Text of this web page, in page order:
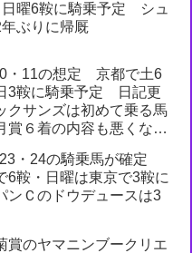
日曜6鞍に騎乗予定 シュ
ぶりに帰厩
・11の想定 京都で土6
3鞍に騎乗予定 日記更
クサンズは初めて乗る馬
賞６着の内容も悪くな
す』
23・24の騎乗馬が確定
6鞍・日曜は東京で3鞍に
Ｃのドウデュースは3
賞のヤマニンブークリエ